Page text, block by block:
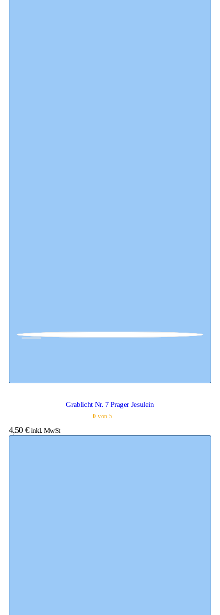
Grablicht Nr. 7 Prager Jesulein
0 von 5
4,50 € inkl. MwSt